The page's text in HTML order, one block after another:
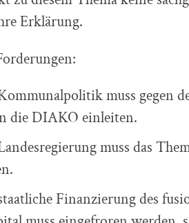
Erklärung.
muss gegen
die DIAKO einleiten.
muss das
Finanzierung des